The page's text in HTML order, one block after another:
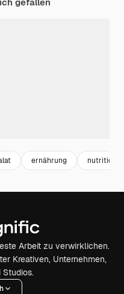
ernährung nutrition
Arbeit zu verwirklichen.
Kreativen, Unternehmen,
Studios.